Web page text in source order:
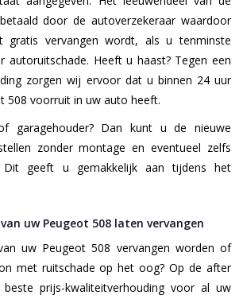
door de autoverzekeraar waardoor
vervangen wordt, als u tenminste
autoruitschade. Heeft u haast? Tegen een
zorgen wij ervoor dat u binnen 24 uur
508 voorruit in uw auto heeft.
garagehouder? Dan kunt u de nieuwe
zonder montage en eventueel zelfs
Dit geeft u gemakkelijk aan tijdens het
uw Peugeot 508 laten vervangen
uw Peugeot 508 vervangen worden of
met ruitschade op het oog? Op de after
prijs-kwaliteitverhouding voor al uw